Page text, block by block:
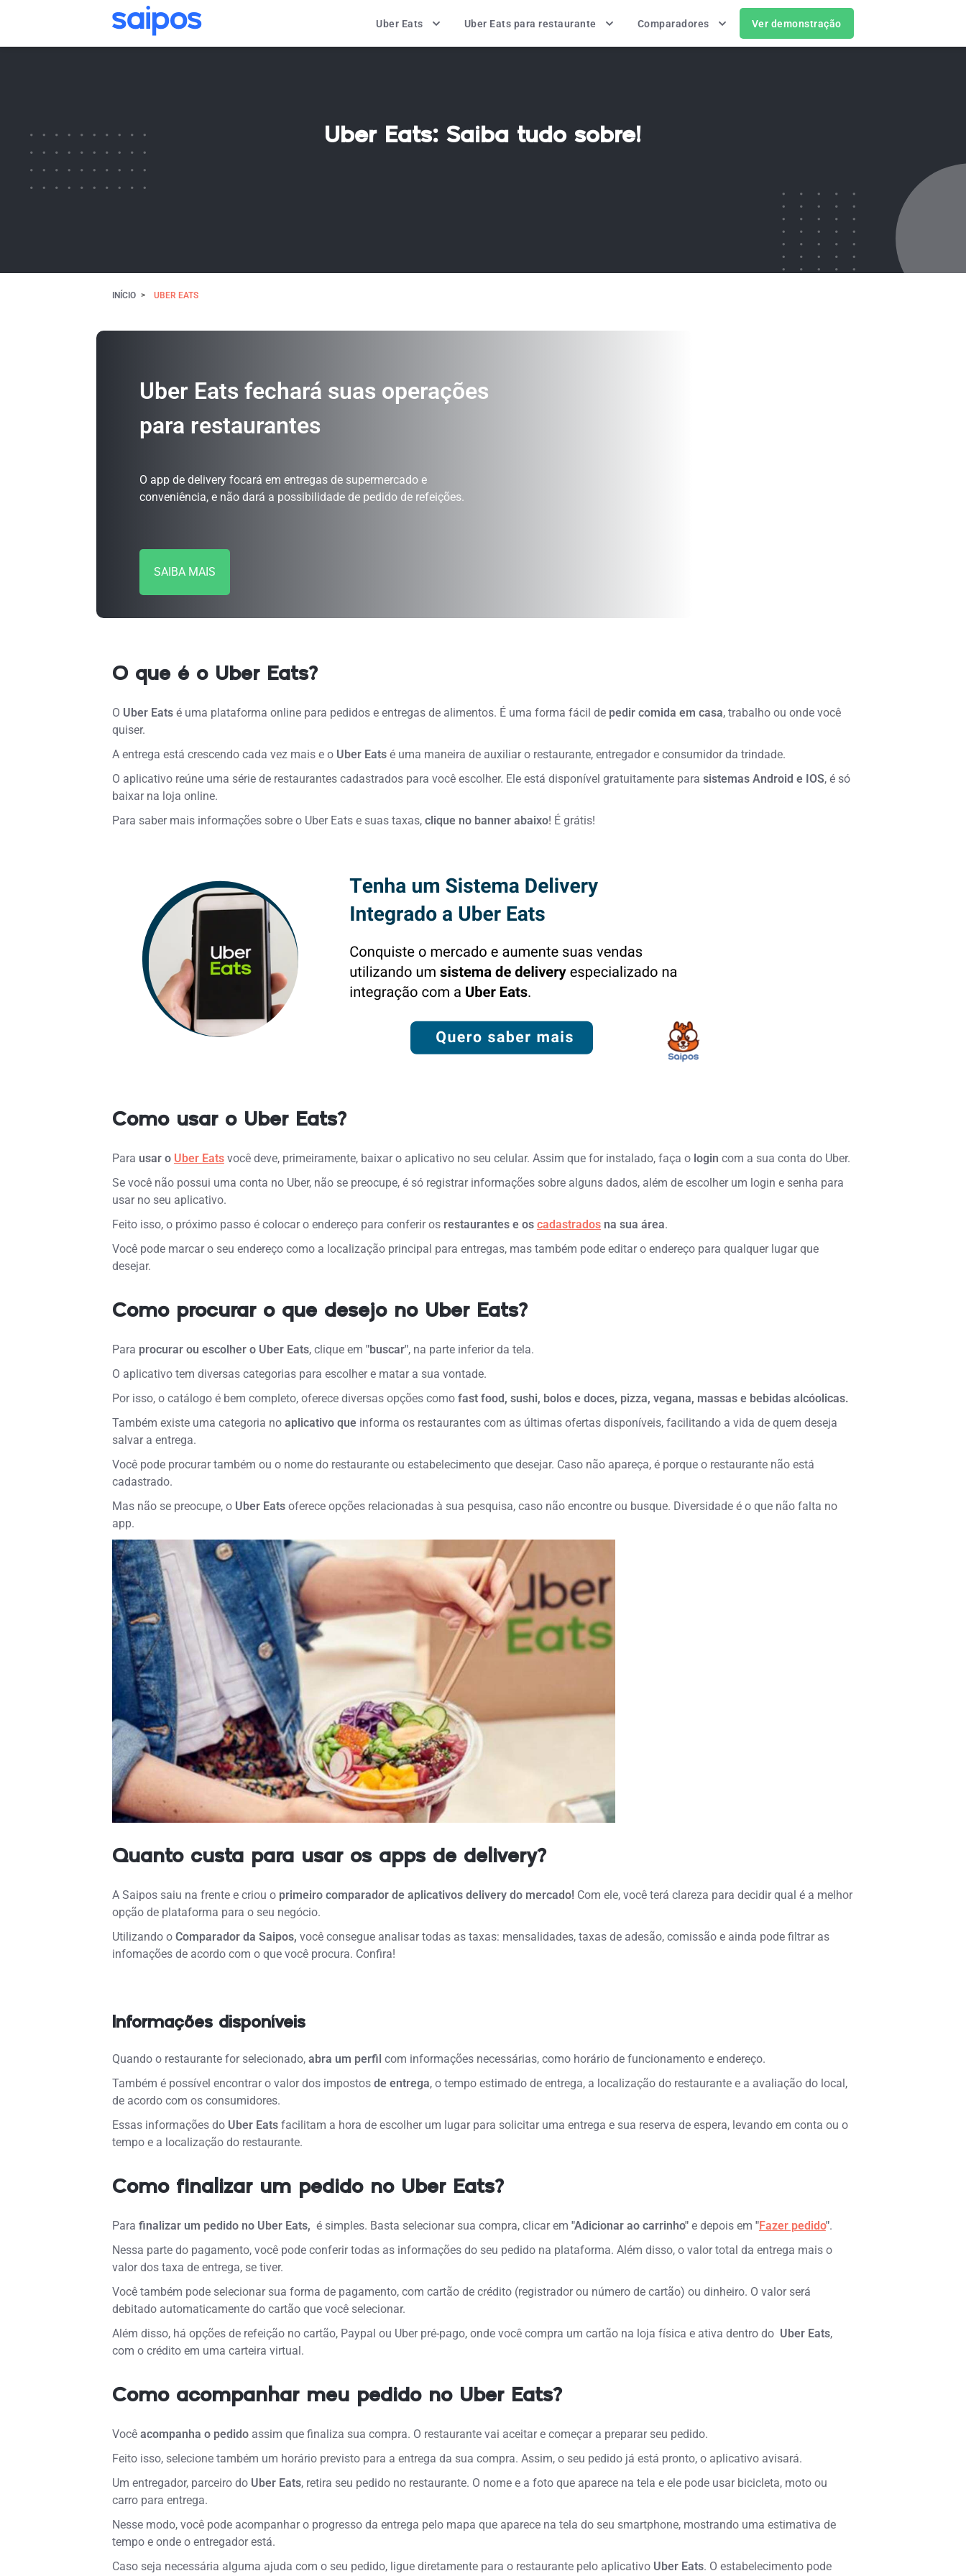
Uber Eats Uber Eats para restaurante Comparadores Ver demonstração
Uber Eats: Saiba tudo sobre!
INÍCIO UBER EATS
Uber Eats fechará suas operações
para restaurantes
O app de delivery focará em entregas de supermercado e
conveniência, e não dará a possibilidade de pedido de refeições.
SAIBA MAIS
O que é o Uber Eats?
O Uber Eatsé uma plataforma online para pedidos e entregas de alimentos. É uma forma fácil de pedir comida em casa, trabalho ou onde você
quiser.
A entrega está crescendo cada vez mais e o Uber Eats é uma maneira de auxiliar o restaurante, entregador e consumidor da trindade.
O aplicativo reúne uma série de restaurantes cadastrados para você escolher. Ele está disponível gratuitamente para sistemas Android e IOS, é só
baixar na loja online.
Para saber mais informações sobre o Uber Eats e suas taxas, clique no banner abaixo! É grátis!
Como usar o Uber Eats?
Para usar o Uber Eatsvocê deve, primeiramente, baixar o aplicativo no seu celular. Assim que for instalado, faça o login com a sua conta do Uber.
Se você não possui uma conta no Uber, não se preocupe, é só registrar informações sobre alguns dados, além de escolher um login e senha para
usar no seu aplicativo.
Feito isso, o próximo passo é colocar o endereço para conferir os restaurantes e os cadastradosna sua área.
Você pode marcar o seu endereço como a localização principal para entregas, mas também pode editar o endereço para qualquer lugar que
desejar.
Como procurar o que desejo no Uber Eats?
Para procurar ou escolher o Uber Eats, clique em "buscar", na parte inferior da tela.
O aplicativo tem diversas categorias para escolher e matar a sua vontade.
Por isso, o catálogo é bem completo, oferece diversas opções como fast food, sushi, bolos e doces, pizza, vegana, massas e bebidas alcóolicas.
Também existe uma categoria no aplicativo queinforma os restaurantes com as últimas ofertas disponíveis, facilitando a vida de quem deseja
salvar a entrega.
Você pode procurar também ou o nome do restaurante ou estabelecimento que desejar. Caso não apareça, é porque o restaurante não está
cadastrado.
Mas não se preocupe, o Uber Eatsoferece opções relacionadas à sua pesquisa, caso não encontre ou busque. Diversidade é o que não falta no
app.
Quanto custa para usar os apps de delivery?
A Saipos saiu na frente e criou o primeiro comparador de aplicativos delivery do mercado!Com ele, você terá clareza para decidir qual é a melhor
opção de plataforma para o seu negócio.
Utilizando o Comparador da Saipos, você consegue analisar todas as taxas: mensalidades, taxas de adesão, comissão e ainda pode filtrar as
infomações de acordo com o que você procura. Confira!
Informações disponíveis
Quando o restaurante for selecionado, abra um perfil com informações necessárias, como horário de funcionamento e endereço.
Também é possível encontrar o valor dos impostos de entrega, o tempo estimado de entrega, a localização do restaurante e a avaliação do local,
de acordo com os consumidores.
Essas informações do Uber Eatsfacilitam a hora de escolher um lugar para solicitar uma entrega e sua reserva de espera, levando em conta ou o
tempo e a localização do restaurante.
Como finalizar um pedido no Uber Eats?
Para finalizar um pedido no Uber Eats, é simples. Basta selecionar sua compra, clicar em "Adicionar ao carrinho"e depois em "Fazer pedido".
Nessa parte do pagamento, você pode conferir todas as informações do seu pedido na plataforma. Além disso, o valor total da entrega mais o
valor dos taxa de entrega, se tiver.
Você também pode selecionar sua forma de pagamento, com cartão de crédito (registrador ou número de cartão) ou dinheiro. O valor será
debitado automaticamente do cartão que você selecionar.
Além disso, há opções de refeição no cartão, Paypal ou Uber pré-pago, onde você compra um cartão na loja física e ativa dentro do Uber Eats,
com o crédito em uma carteira virtual.
Como acompanhar meu pedido no Uber Eats?
Você acompanha o pedidoassim que finaliza sua compra. O restaurante vai aceitar e começar a preparar seu pedido.
Feito isso, selecione também um horário previsto para a entrega da sua compra. Assim, o seu pedido já está pronto, o aplicativo avisará.
Um entregador, parceiro do Uber Eats, retira seu pedido no restaurante. O nome e a foto que aparece na tela e ele pode usar bicicleta, moto ou
carro para entrega.
Nesse modo, você pode acompanhar o progresso da entrega pelo mapa que aparece na tela do seu smartphone, mostrando uma estimativa de
tempo e onde o entregador está.
Caso seja necessária alguma ajuda com o seu pedido, ligue diretamente para o restaurante pelo aplicativo Uber Eats. O estabelecimento pode